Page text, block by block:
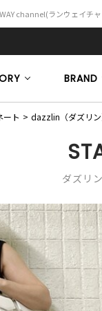
channel(ランウェイチ
BRAND
ート dazzlin（ダズリン
ダズリ